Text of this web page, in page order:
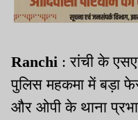
Ranchi : रांची के
पुलिस महकमा में बड़ा
और ओपी के थाना